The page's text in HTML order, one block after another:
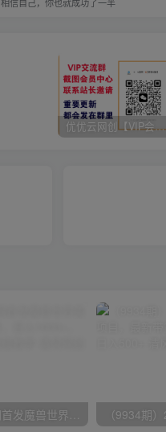
优优云网创【VIP会员专属交流群】